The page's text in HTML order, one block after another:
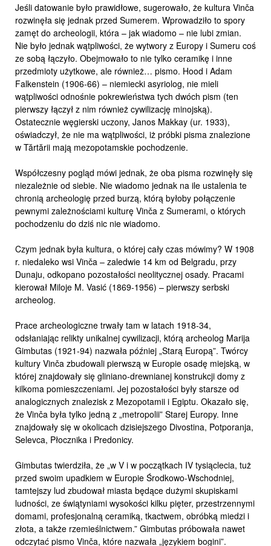
Jeśli datowanie było prawidłowe, sugerowało, że kultura Vinča
rozwinęła się jednak przed Sumerem. Wprowadziło to spory
zamęt do archeologii, która – jak wiadomo – nie lubi zmian.
Nie było jednak wątpliwości, że wytwory z Europy i Sumeru coś
ze sobą łączyło. Obejmowało to nie tylko ceramikę i inne
przedmioty użytkowe, ale również… pismo. Hood i Adam
Falkenstein (1906-66) – niemiecki asyriolog, nie mieli
wątpliwości odnośnie pokrewieństwa tych dwóch pism (ten
pierwszy łączył z nim również cywilizację minojską).
Ostatecznie węgierski uczony, Janos Makkay (ur. 1933),
oświadczył, że nie ma wątpliwości, iż próbki pisma znalezione
w Tărtării mają mezopotamskie pochodzenie.
Współczesny pogląd mówi jednak, że oba pisma rozwinęły się
niezależnie od siebie. Nie wiadomo jednak na ile ustalenia te
chronią archeologię przed burzą, którą byłoby połączenie
pewnymi zależnościami kulturę Vinča z Sumerami, o których
pochodzeniu do dziś nic nie wiadomo.
Czym jednak była kultura, o której cały czas mówimy? W 1908
r. niedaleko wsi Vinča – zaledwie 14 km od Belgradu, przy
Dunaju, odkopano pozostałości neolitycznej osady. Pracami
kierował Miloje M. Vasić (1869-1956) – pierwszy serbski
archeolog.
Prace archeologiczne trwały tam w latach 1918-34,
odsłaniając relikty unikalnej cywilizacji, którą archeolog Marija
Gimbutas (1921-94) nazwała później „Starą Europą”. Twórcy
kultury Vinča zbudowali pierwszą w Europie osadę miejską, w
której znajdowały się gliniano-drewnianej konstrukcji domy z
kilkoma pomieszczeniami. Jej pozostałości były starsze od
analogicznych znalezisk z Mezopotamii i Egiptu. Okazało się,
że Vinča była tylko jedną z „metropolii” Starej Europy. Inne
znajdowały się w okolicach dzisiejszego Divostina, Potporanja,
Selevca, Płocznika i Predonicy.
Gimbutas twierdziła, że „w V i w początkach IV tysiąclecia, tuż
przed swoim upadkiem w Europie Środkowo-Wschodniej,
tamtejszy lud zbudował miasta będące dużymi skupiskami
ludności, ze świątyniami wysokości kilku pięter, przestrzennymi
domami, profesjonalną ceramiką, tkactwem, obróbką miedzi i
złota, a także rzemieślnictwem.” Gimbutas próbowała nawet
odczytać pismo Vinča, które nazwała „językiem bogini”.